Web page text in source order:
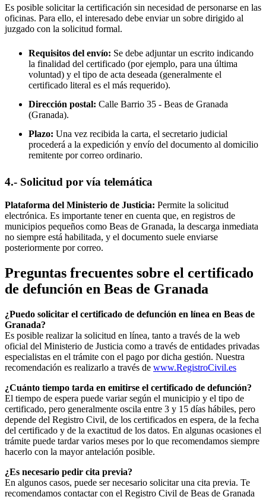
Es posible solicitar la certificación sin necesidad de personarse en las
oficinas. Para ello, el interesado debe enviar un sobre dirigido al
juzgado con la solicitud formal.
Requisitos del envío: Se debe adjuntar un escrito indicando
la finalidad del certificado (por ejemplo, para una última
voluntad) y el tipo de acta deseada (generalmente el
certificado literal es el más requerido).
Dirección postal: Calle Barrio 35 - Beas de Granada
(Granada).
Plazo: Una vez recibida la carta, el secretario judicial
procederá a la expedición y envío del documento al domicilio
remitente por correo ordinario.
4.- Solicitud por vía telemática
Plataforma del Ministerio de Justicia: Permite la solicitud
electrónica. Es importante tener en cuenta que, en registros de
municipios pequeños como Beas de Granada, la descarga inmediata
no siempre está habilitada, y el documento suele enviarse
posteriormente por correo.
Preguntas frecuentes sobre el certificado
de defunción en Beas de Granada
¿Puedo solicitar el certificado de defunción en línea en Beas de
Granada?
Es posible realizar la solicitud en línea, tanto a través de la web
oficial del Ministerio de Justicia como a través de entidades privadas
especialistas en el trámite con el pago por dicha gestión. Nuestra
recomendación es realizarlo a través de www.RegistroCivil.es
¿Cuánto tiempo tarda en emitirse el certificado de defunción?
El tiempo de espera puede variar según el municipio y el tipo de
certificado, pero generalmente oscila entre 3 y 15 días hábiles, pero
depende del Registro Civil, de los certificados en espera, de la fecha
del certificado y de la exactitud de los datos. En algunas ocasiones el
trámite puede tardar varios meses por lo que recomendamos siempre
hacerlo con la mayor antelación posible.
¿Es necesario pedir cita previa?
En algunos casos, puede ser necesario solicitar una cita previa. Te
recomendamos contactar con el Registro Civil de Beas de Granada